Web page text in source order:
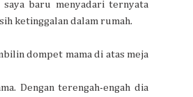
saya baru menyadari ternyata
ketinggalan dalam rumah.
dompet mama di atas meja
Dengan terengah-engah dia